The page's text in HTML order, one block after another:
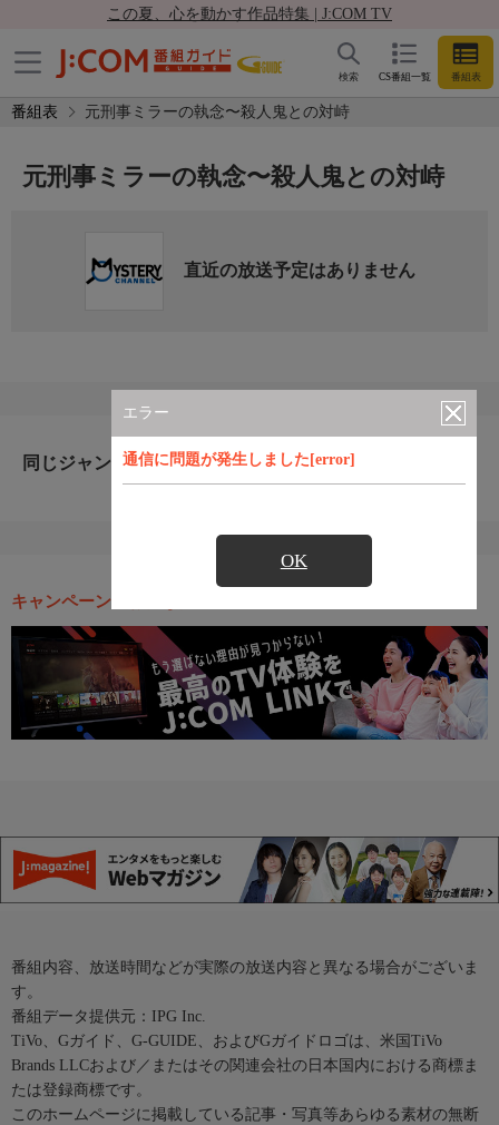
この夏、心を動かす作品特集 | J:COM TV
CS番組一覧 番組表
検索
番組表 元刑事ミラーの執念〜殺人鬼との対峙
エラー
通信に問題が発生しました[error]
OK
元刑事ミラーの執念〜殺人鬼との対峙
直近の放送予定はありません
同じジャンルのおすすめ番組
キャンペーン・お得な情報
番組内容、放送時間などが実際の放送内容と異なる場合がございま
す。
番組データ提供元：IPG Inc.
TiVo、Gガイド、G-GUIDE、およびGガイドロゴは、米国TiVo
Brands LLCおよび／またはその関連会社の日本国内における商標ま
たは登録商標です。
このホームページに掲載している記事・写真等あらゆる素材の無断